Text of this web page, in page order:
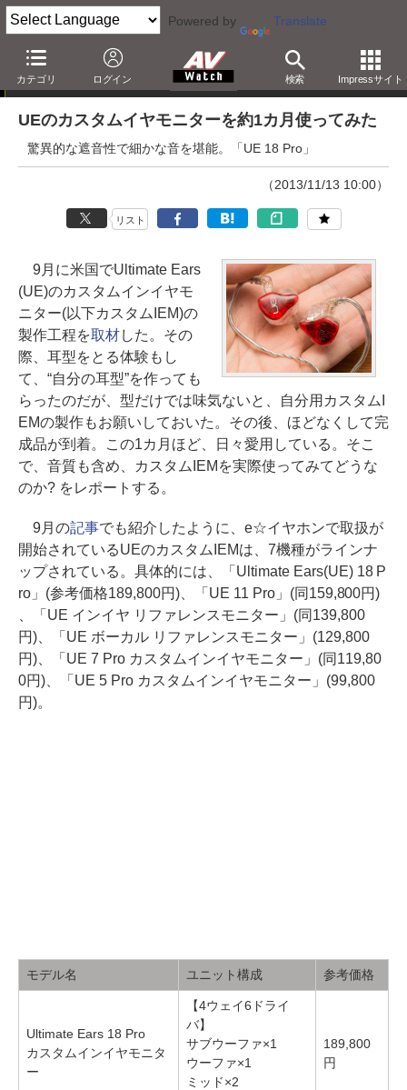
Powered by Translate
カテゴリ ログイン 検索 Impressサイト
レビュー
UEのカスタムイヤモニターを約1カ月使ってみた
驚異的な遮音性で細かな音を堪能。「UE 18 Pro」
（2013/11/13 10:00）
リスト
9月に米国でUltimate Ears
(UE)のカスタムインイヤモ
ニター(以下カスタムIEM)の
製作工程を取材した。その
際、耳型をとる体験もし
て、“自分の耳型”を作っても
らったのだが、型だけでは味気ないと、自分用カスタムI
EMの製作もお願いしておいた。その後、ほどなくして完
成品が到着。この1カ月ほど、日々愛用している。そこ
で、音質も含め、カスタムIEMを実際使ってみてどうな
のか? をレポートする。
9月の記事でも紹介したように、e☆イヤホンで取扱が
開始されているUEのカスタムIEMは、7機種がラインナ
ップされている。具体的には、「Ultimate Ears(UE) 18 P
ro」(参考価格189,800円)、「UE 11 Pro」(同159,800円)
、「UE インイヤ リファレンスモニター」(同139,800
円)、「UE ボーカル リファレンスモニター」(129,800
円)、「UE 7 Pro カスタムインイヤモニター」(同119,80
0円)、「UE 5 Pro カスタムインイヤモニター」(99,800
円)。
モデル名 ユニット構成 参考価格
Ultimate Ears 18 Pro
カスタムインイヤモニタ
ー
【4ウェイ6ドライ
バ】
サブウーファ×1
ウーファ×1
ミッド×2
189,800
円